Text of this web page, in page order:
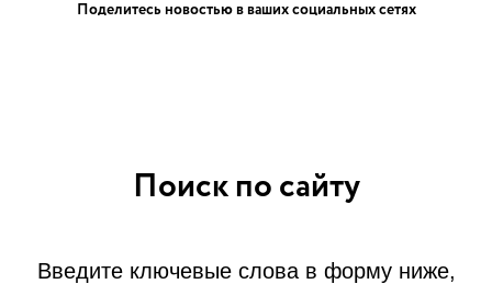
Поделитесь новостью в ваших социальных сетях
Поиск по сайту
Введите ключевые слова в форму ниже,